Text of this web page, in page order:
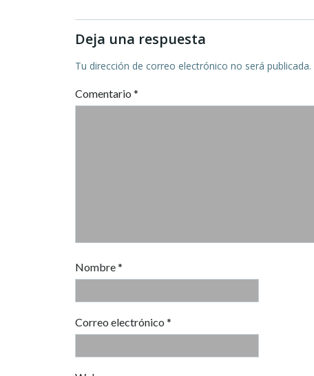
entradas
Deja una respuesta
Tu dirección de correo electrónico no será publicada.
Comentario *
Nombre*
Correo electrónico *